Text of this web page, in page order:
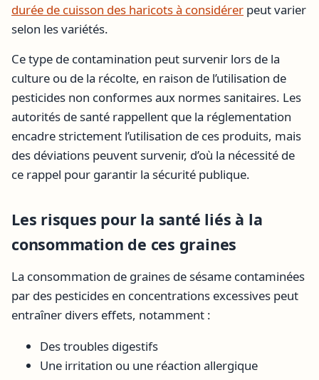
durée de cuisson des haricots à considérer peut varier
selon les variétés.
Ce type de contamination peut survenir lors de la
culture ou de la récolte, en raison de l’utilisation de
pesticides non conformes aux normes sanitaires. Les
autorités de santé rappellent que la réglementation
encadre strictement l’utilisation de ces produits, mais
des déviations peuvent survenir, d’où la nécessité de
ce rappel pour garantir la sécurité publique.
Les risques pour la santé liés à la
consommation de ces graines
La consommation de graines de sésame contaminées
par des pesticides en concentrations excessives peut
entraîner divers effets, notamment :
Des troubles digestifs
Une irritation ou une réaction allergique